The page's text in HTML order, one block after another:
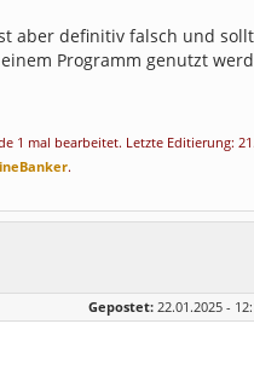
aber definitiv falsch und
Programm genutzt
1 mal bearbeitet. Letzte Editierung:
.
Angabe
Gepostet: 22.01.2025 -